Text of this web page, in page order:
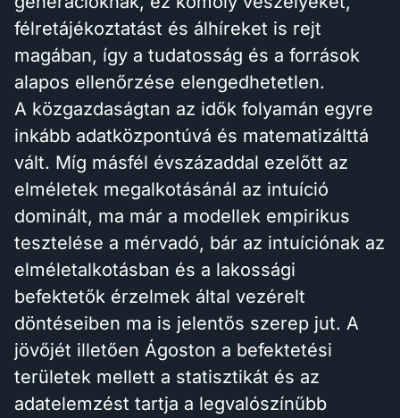
félretájékoztatást és álhíreket is rejt
magában, így a tudatosság és a források
alapos ellenőrzése elengedhetetlen.
A közgazdaságtan az idők folyamán egyre
inkább adatközpontúvá és matematizálttá
vált. Míg másfél évszázaddal ezelőtt az
elméletek megalkotásánál az intuíció
dominált, ma már a modellek empirikus
tesztelése a mérvadó, bár az intuíciónak az
elméletalkotásban és a lakossági
befektetők érzelmek által vezérelt
döntéseiben ma is jelentős szerep jut. A
jövőjét illetően Ágoston a befektetési
területek mellett a statisztikát és az
adatelemzést tartja a legvalószínűbb